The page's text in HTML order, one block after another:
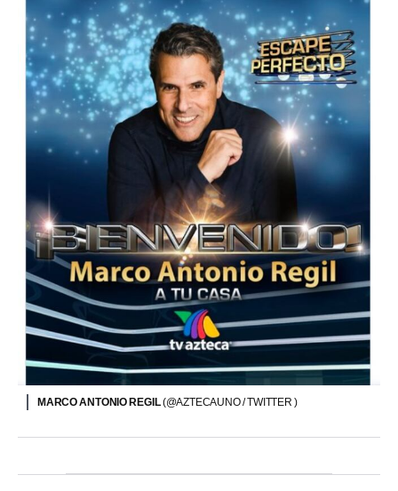
MARCO ANTONIO REGIL(@AZTECAUNO / TWITTER )